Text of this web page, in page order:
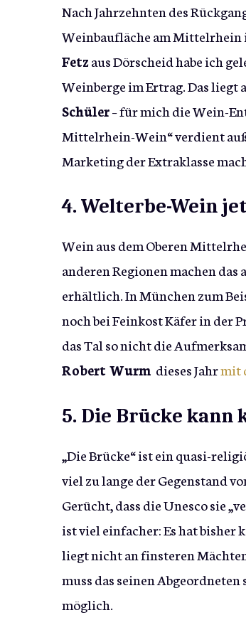
Nach Jahrzehnten des
Weinbaufläche am Mittelrhein
Fetzaus Dörscheid habe ich
Weinberge im Ertrag. Das liegt
Schüler– für mich die Wein-
Mittelrhein-Wein“ verdient
Marketing der Extraklasse
4. Welterbe-Wein
Wein aus dem Oberen
anderen Regionen machen
erhältlich. In München zum
noch bei Feinkost Käfer in der
das Tal so nicht die
Robert Wurm dieses Jahrmit
5. Die Brücke kann
„Die Brücke“ ist ein quasi-
viel zu lange der Gegenstand
Gerücht, dass die Unesco sie
ist viel einfacher: Es hat bisher
liegt nicht an finsteren
muss das seinen
möglich.